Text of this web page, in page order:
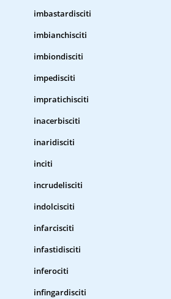
imbastardisciti
imbianchisciti
imbiondisciti
impedisciti
impratichisciti
inacerbisciti
inaridisciti
inciti
incrudelisciti
indolcisciti
infarcisciti
infastidisciti
inferociti
infingardisciti